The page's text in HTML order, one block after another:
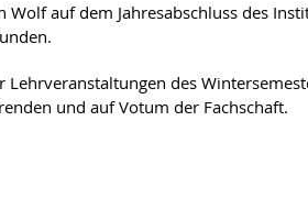
auf dem Jahresabschluss des
des
und auf Votum der Fachschaft.